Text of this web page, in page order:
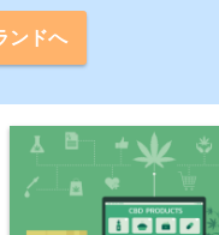
ンドへ